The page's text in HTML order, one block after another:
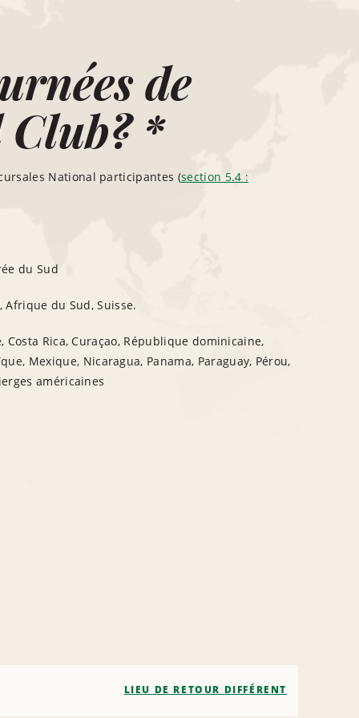
de
*
National participantes (section 5.4 :
du Sud
Afrique du Sud, Suisse.
Rica, Curaçao, République dominicaine,
Mexique, Nicaragua, Panama, Paraguay, Pérou,
américaines
LIEU DE RETOUR DIFFÉRENT